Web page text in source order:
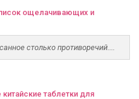
ощелачивающих и
столько противоречий....
таблетки для